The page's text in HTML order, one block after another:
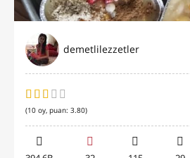
demetlilezzetler
(10 oy, puan: 3.80)